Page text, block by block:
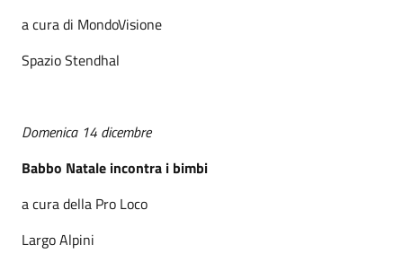
a cura di MondoVisione
Spazio Stendhal
Domenica 14 dicembre
Babbo Natale incontra i bimbi
a cura della Pro Loco
Largo Alpini